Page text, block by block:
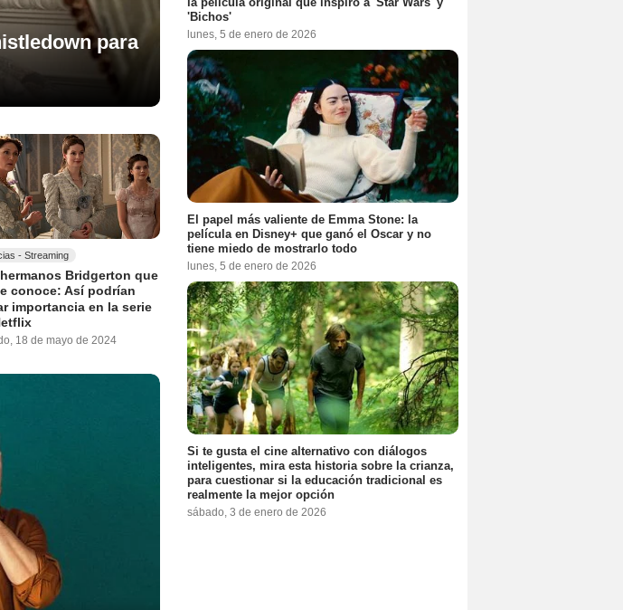
para
- Streaming
Bridgerton que
conoce: Así podrían
importancia en la serie
18 de mayo de 2024
'Bichos'
lunes, 5 de enero de 2026
El papel más valiente de Emma Stone: la
película en Disney+ que ganó el Oscar y no
tiene miedo de mostrarlo todo
lunes, 5 de enero de 2026
Si te gusta el cine alternativo con diálogos
inteligentes, mira esta historia sobre la crianza,
para cuestionar si la educación tradicional es
realmente la mejor opción
sábado, 3 de enero de 2026